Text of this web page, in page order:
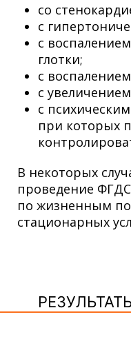
со
с
с
глотки;
с
с
с
при которых
В некоторых
проведение
по жизненным
стационарных